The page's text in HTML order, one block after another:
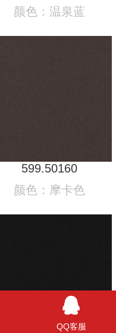
颜色：温泉蓝
599.50160
颜色：摩卡色
QQ客服